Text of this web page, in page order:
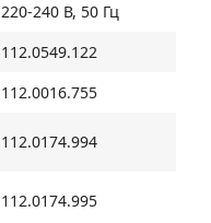
220-240 В, 50 Гц
112.0549.122
112.0016.755
112.0174.994
112.0174.995